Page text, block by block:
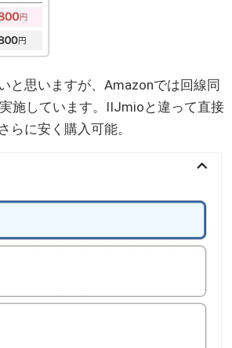
と思いますが、Amazonでは回線同
施しています。IIJmioと違って直接
らに安く購入可能。